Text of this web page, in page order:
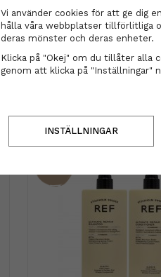
199 kr
Vi använder cookies för att ge dig
hålla våra webbplatser tillförlitliga
deras mönster och deras enheter.
Klicka på "Okej" om du tillåter alla
genom att klicka på "Inställningar"
INSTÄLLNINGAR